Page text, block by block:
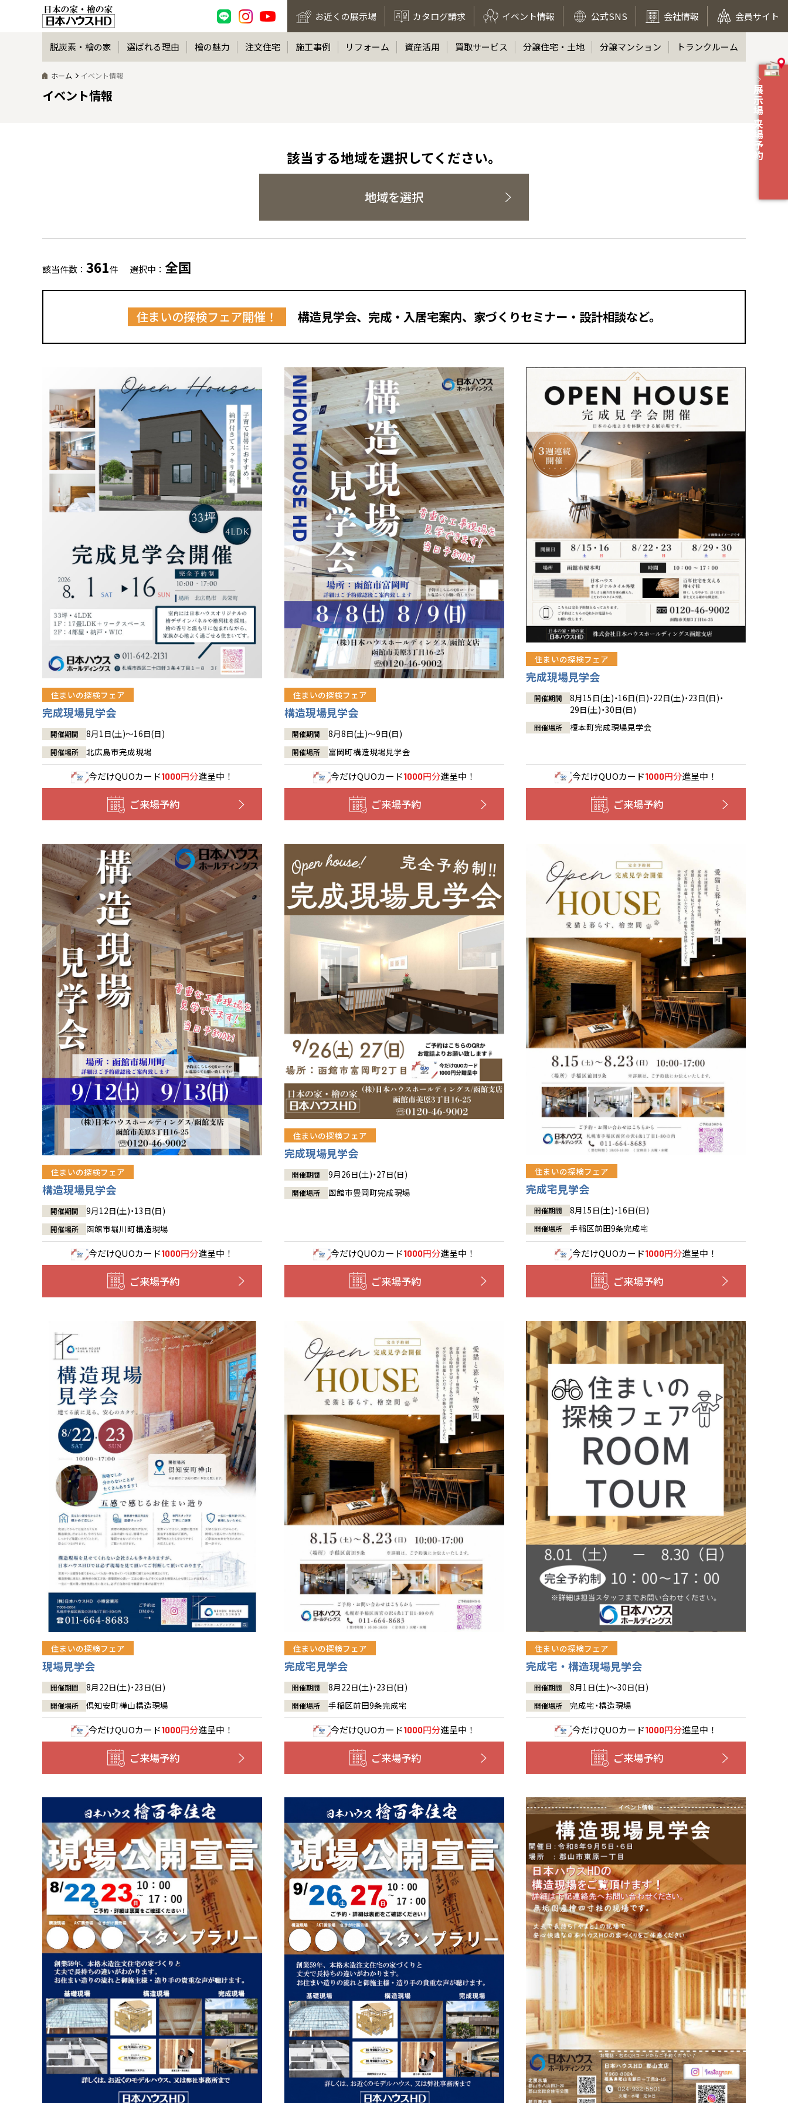
お近くの展示場 カタログ請求 イベント情報 公式SNS 会社情報 会員サイト
展示場 来場予約
脱炭素・檜の家 選ばれる理由 檜の魅力 注文住宅 施工事例 リフォーム 資産活用 買取サービス 分譲住宅・土地 分譲マンション トランクルーム
ホーム イベント情報
イベント情報
該当する地域を選択してください。
地域を選択
該当件数： 361件 選択中： 全国
住まいの探検フェア開催！ 構造見学会、完成・入居宅案内、家づくりセミナー・設計相談など。
住まいの探検フェア
完成現場見学会
開催期間 8月1日(土)～16日(日)
開催場所 北広島市完成現場
今だけQUOカード1000円分進呈中！
ご来場予約
住まいの探検フェア
構造現場見学会
開催期間 8月8日(土)～9日(日)
開催場所 富岡町構造現場見学会
今だけQUOカード1000円分進呈中！
ご来場予約
住まいの探検フェア
完成現場見学会
開催期間
8月15日(土)・16日(日)・22日(土)・23日(日)・
29日(土)・30日(日)
開催場所 榎本町完成現場見学会
今だけQUOカード1000円分進呈中！
ご来場予約
住まいの探検フェア
構造現場見学会
開催期間 9月12日(土)・13日(日)
開催場所 函館市堀川町構造現場
今だけQUOカード1000円分進呈中！
ご来場予約
住まいの探検フェア
完成現場見学会
開催期間 9月26日(土)・27日(日)
開催場所 函館市豊岡町完成現場
今だけQUOカード1000円分進呈中！
ご来場予約
住まいの探検フェア
完成宅見学会
開催期間 8月15日(土)・16日(日)
開催場所 手稲区前田9条完成宅
今だけQUOカード1000円分進呈中！
ご来場予約
住まいの探検フェア
現場見学会
開催期間 8月22日(土)・23日(日)
開催場所 倶知安町樺山構造現場
今だけQUOカード1000円分進呈中！
ご来場予約
住まいの探検フェア
完成宅見学会
開催期間 8月22日(土)・23日(日)
開催場所 手稲区前田9条完成宅
今だけQUOカード1000円分進呈中！
ご来場予約
住まいの探検フェア
完成宅・構造現場見学会
開催期間 8月1日(土)～30日(日)
開催場所 完成宅・構造現場
今だけQUOカード1000円分進呈中！
ご来場予約
全国の展示場
北海道
札幌
道央
道北
東北
青森
秋田
宮城
福島
甲信越・北陸
新潟
富山
石川
福井
関東
神奈川
埼玉
千葉
茨城
栃木
群馬
岐阜
静岡
三重
大阪
京都
兵庫
奈良
滋賀
中国・四国
岡山
香川
愛媛
鳥取
徳島
高知
九州
福岡
佐賀
熊本
長崎
沖縄
分譲マンション
※現住所のある都道府県以外の建築予定地の方でも
現住所の有るお近くの展示場又は店舗にお問合せください。
移住の計画の方もご相談対応します。お気軽にご相談ください。
お近くのイベント
北海道
札幌
札幌
小樽
道央
苫小牧千歳
小樽
道北
旭川
道南
函館
室蘭
道東
帯広
釧路
東北
青森県
八戸
青森
秋田県
秋田
岩手県
盛岡
北上
山形県
山形
宮城県
仙台
福島県
郡山
福島
いわき
会津
甲信越・北陸
新潟県
新潟
長岡
甲府
長野県
長野
松本
富山県
富山
石川県
金沢
福井県
福井
関東
東京都
世田谷
八王子
神奈川県
横浜
湘南
相模
埼玉県
埼玉
所沢
千葉県
千葉
茨城県
水戸
栃木県
宇都宮
小山
群馬
伊勢崎
愛知県
名古屋
豊橋
岐阜県
岐阜
静岡県
静岡
浜松
三重県
四日市
大阪府
大阪
京都府
京都
兵庫県
姫路
奈良県
奈良
中国・四国
岡山県
岡山
香川県
高松
愛媛県
九州
福岡県
福岡
佐賀県
佐賀
熊本県
熊本
大分県
大分
宮崎